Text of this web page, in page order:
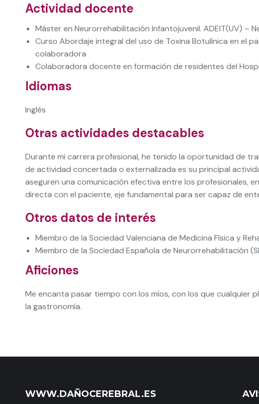
Actividad docente
Máster en Neurorrehabilitación Infantojuvenil. ADEIT(UV)
Curso Abordaje integral del uso de Toxina Botulínica en el
colaboradora
Colaboradora docente en formación de residentes del
Idiomas
Inglés
Otras actividades destacables
Durante mi carrera profesional, he tenido la oportunidad de
de actividad concertada o externalizada es su principal
aseguren una comunicación efectiva entre los profesionales,
directa con el paciente, eje fundamental para ser capaz de
Otros datos de interés
Miembro de la Sociedad Valenciana de Medicina Física y
Miembro de la Sociedad Española de Neurorrehabilitación
Aficiones
Me encanta pasar tiempo con los míos, con los que cualquier
la gastronomía.
WWW.DAÑOCEREBRAL.ES